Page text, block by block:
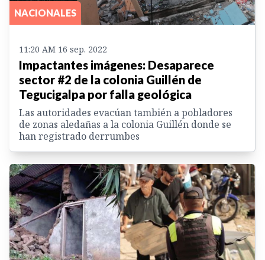
NACIONALES
11:20 AM 16 sep. 2022
Impactantes imágenes: Desaparece
sector #2 de la colonia Guillén de
Tegucigalpa por falla geológica
Las autoridades evacúan también a pobladores
de zonas aledañas a la colonia Guillén donde se
han registrado derrumbes